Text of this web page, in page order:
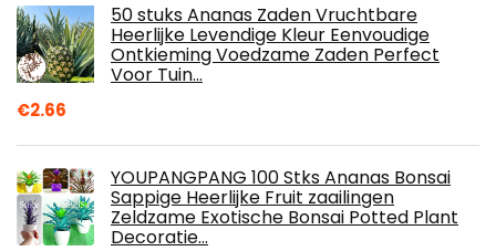
50 stuks Ananas Zaden Vruchtbare
Heerlijke Levendige Kleur Eenvoudige
Ontkieming Voedzame Zaden Perfect
Voor Tuin…
€2.66
YOUPANGPANG 100 Stks Ananas Bonsai
Sappige Heerlijke Fruit zaailingen
Zeldzame Exotische Bonsai Potted Plant
Decoratie…